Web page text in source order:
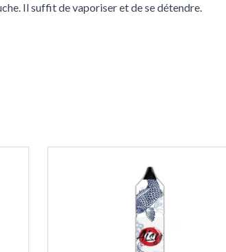
Il suffit de vaporiser et de se détendre.